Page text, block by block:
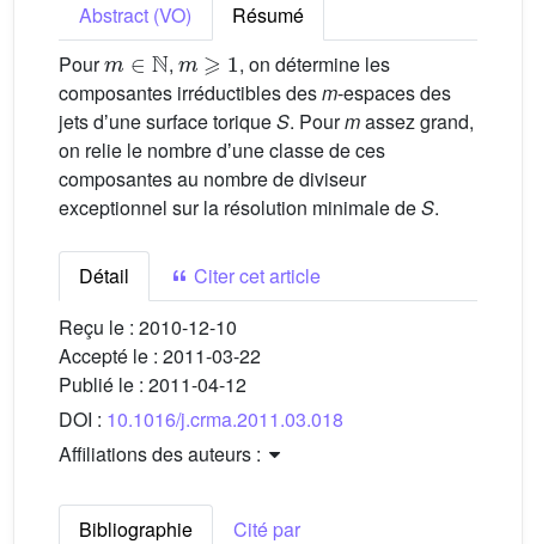
Abstract (VO)
Résumé
Pour
m∈N
,
m⩾1
, on détermine les
composantes irréductibles desm-espaces des
jets dʼune surface toriqueS. Pourmassez grand,
on relie le nombre dʼune classe de ces
composantes au nombre de diviseur
exceptionnel sur la résolution minimale deS.
Détail
Citer cet article
Reçu le : 2010-12-10
Accepté le : 2011-03-22
Publié le : 2011-04-12
DOI : 10.1016/j.crma.2011.03.018
Affiliations des auteurs :
Bibliographie
Cité par